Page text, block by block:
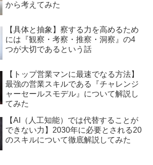
から考えてみた
【具体と抽象】察する力を高めるため
には『観察・考察・推察・洞察』の4
つが大切であるという話
【トップ営業マンに最速でなる方法】
最強の営業スキルである『チャレンジ
ャーセールスモデル』について解説し
てみた
【AI（人工知能）では代替することが
できない力】2030年に必要とされる20
のスキルについて徹底解説してみた